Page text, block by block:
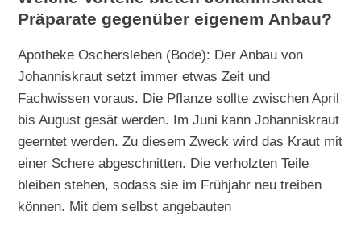
Präparate gegenüber eigenem Anbau?
Apotheke Oschersleben (Bode): Der Anbau von
Johanniskraut setzt immer etwas Zeit und
Fachwissen voraus. Die Pflanze sollte zwischen April
bis August gesät werden. Im Juni kann Johanniskraut
geerntet werden. Zu diesem Zweck wird das Kraut mit
einer Schere abgeschnitten. Die verholzten Teile
bleiben stehen, sodass sie im Frühjahr neu treiben
können. Mit dem selbst angebauten